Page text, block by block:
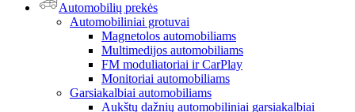
Automobilių prekės
Automobiliniai grotuvai
Magnetolos automobiliams
Multimedijos automobiliams
FM moduliatoriai ir CarPlay
Monitoriai automobiliams
Garsiakalbiai automobiliams
Aukštų dažnių automobiliniai garsiakalbiai